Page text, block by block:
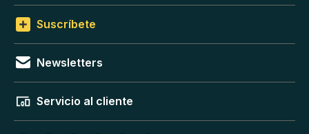
Suscríbete
Newsletters
Servicio al cliente